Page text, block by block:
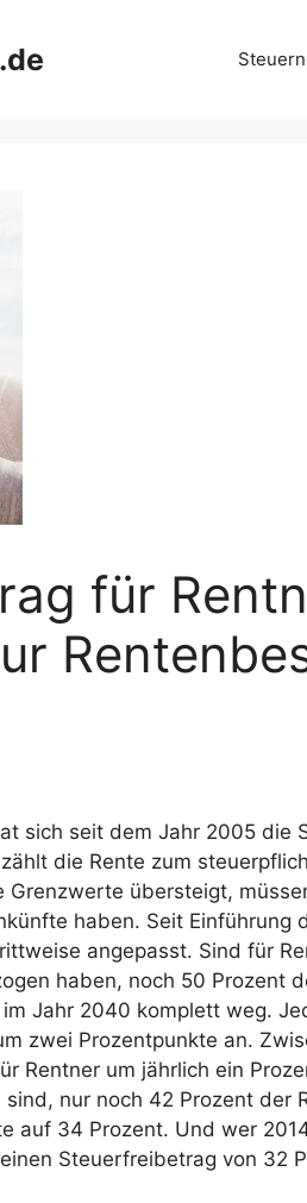
für
sich seit dem Jahr 2005 die
die Rente zum
Grenzwerte übersteigt,
haben. Seit Einführung
angepasst. Sind für
haben, noch 50 Prozent
Jahr 2040 komplett weg.
zwei Prozentpunkte an.
Rentner um jährlich ein
nur noch 42 Prozent der
auf 34 Prozent. Und wer
Steuerfreibetrag von 32